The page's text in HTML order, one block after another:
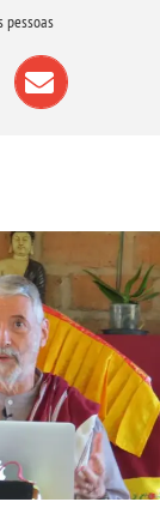
pessoas